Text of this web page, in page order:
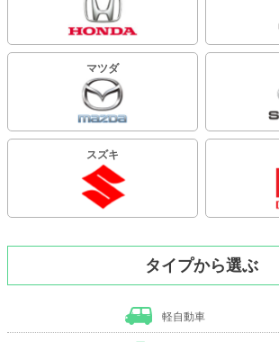
マツダ
スズキ
タイプから選ぶ
軽自動車